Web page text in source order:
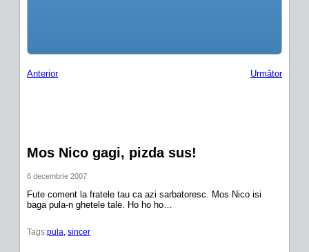
Anterior Următor
Mos Nico gagi, pizda sus!
6 decembrie 2007
Fute coment la fratele tau ca azi sarbatoresc. Mos Nico isi
baga pula-n ghetele tale. Ho ho ho…
Tags:pula, sincer